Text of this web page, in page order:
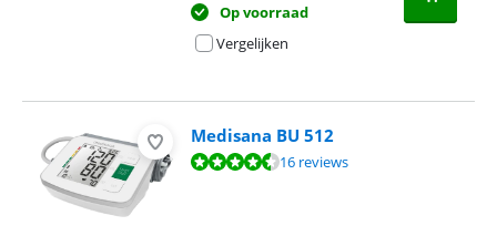
Op voorraad
Vergelijken
Medisana BU 512
Beoordeling is 9,0 van de 10, gebaseerd op 16 reviews.
16 reviews